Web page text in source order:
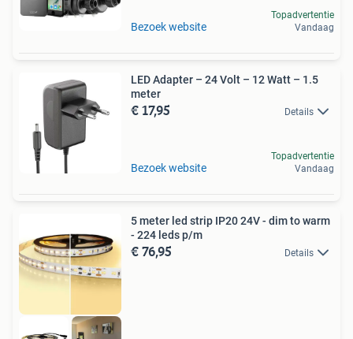
Bezoek website
Topadvertentie
Vandaag
LED Adapter – 24 Volt – 12 Watt – 1.5
meter
€ 17,95 Details
Bezoek website
Topadvertentie
Vandaag
5 meter led strip IP20 24V - dim to warm
- 224 leds p/m
€ 76,95 Details